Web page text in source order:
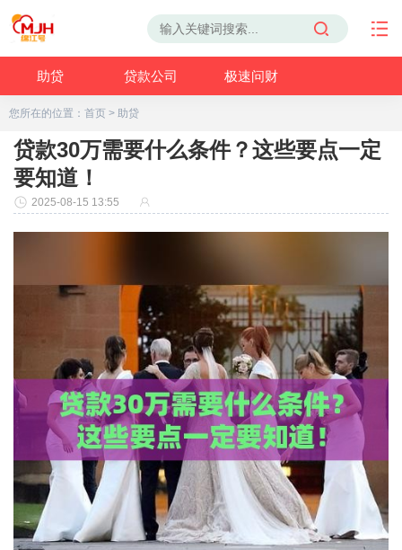
助贷 贷款公司 极速问财
您所在的位置： 首页 > 助贷
贷款30万需要什么条件？这些要点一定
要知道！
2025-08-15 13:55